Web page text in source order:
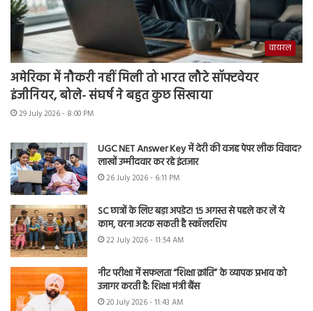
वायरल
अमेरिका में नौकरी नहीं मिली तो भारत लौटे सॉफ्टवेयर
इंजीनियर, बोले- संघर्ष ने बहुत कुछ सिखाया
29 July 2026 - 8:00 PM
UGC NET Answer Key में देरी की वजह पेपर लीक विवाद?
लाखों उम्मीदवार कर रहे इंतजार
26 July 2026 - 6:11 PM
SC छात्रों के लिए बड़ा अपडेट! 15 अगस्त से पहले कर लें ये
काम, वरना अटक सकती है स्कॉलरशिप
22 July 2026 - 11:54 AM
नीट परीक्षा में सफलता “शिक्षा क्रांति” के व्यापक प्रभाव को
उजागर करती है: शिक्षा मंत्री बैंस
20 July 2026 - 11:43 AM